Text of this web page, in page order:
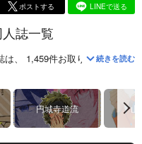
ポストする LINEで送る
誌一覧
は、 1,459件お取り扱いがござ
ルマスター」シリーズとして
続きを読む
円城寺道流 山